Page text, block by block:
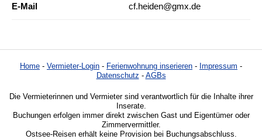
E-Mail
cf.heiden@gmx.de
Home - Vermieter-Login - Ferienwohnung inserieren - Impressum -
Datenschutz - AGBs
Die Vermieterinnen und Vermieter sind verantwortlich für die Inhalte ihrer
Inserate.
Buchungen erfolgen immer direkt zwischen Gast und Eigentümer oder
Zimmervermittler.
Ostsee-Reisen erhält keine Provision bei Buchungsabschluss.